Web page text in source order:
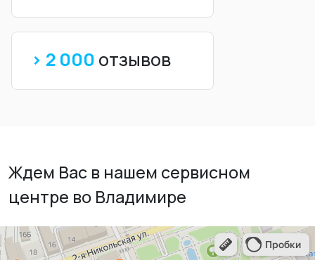
> 2 000 отзывов
Ждем Вас в нашем сервисном
центре во Владимире